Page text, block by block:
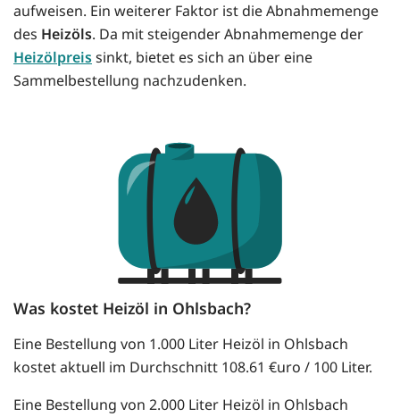
aufweisen. Ein weiterer Faktor ist die Abnahmemenge
des Heizöls. Da mit steigender Abnahmemenge der
Heizölpreissinkt, bietet es sich an über eine
Sammelbestellung nachzudenken.
Was kostet Heizöl in Ohlsbach?
Eine Bestellung von 1.000 Liter Heizöl in Ohlsbach
kostet aktuell im Durchschnitt 108.61 €uro / 100 Liter.
Eine Bestellung von 2.000 Liter Heizöl in Ohlsbach